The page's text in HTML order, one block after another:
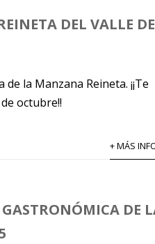
DEL VALLE
la Manzana Reineta. ¡¡Te
octubre!!
+ MÁS
DE